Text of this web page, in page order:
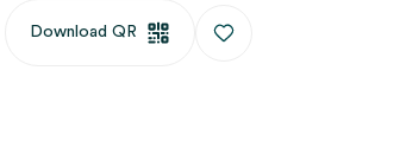
Download QR